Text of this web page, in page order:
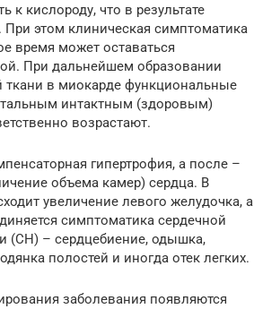
к кислороду, что в результате
этом клиническая симптоматика
время может оставаться
При дальнейшем образовании
ткани в миокарде функциональные
интактным (здоровым)
возрастают.
гипертрофия, а после –
объема камер) сердца. В
увеличение левого желудочка, а
симптоматика сердечной
(СН) – сердцебиение, одышка,
полостей и иногда отек легких.
заболевания появляются